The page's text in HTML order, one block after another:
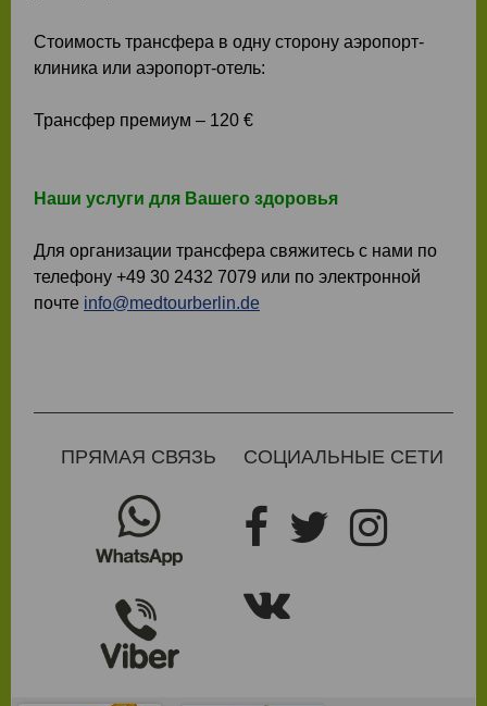
Стоимость трансфера в одну сторону аэропорт-
клиника или аэропорт-отель:
Трансфер премиум – 120 €
Наши услуги для Вашего здоровья
Для организации трансфера свяжитесь с нами по
телефону +49 30 2432 7079 или по электронной
почте info@medtourberlin.de
ПРЯМАЯ СВЯЗЬ СОЦИАЛЬНЫЕ СЕТИ